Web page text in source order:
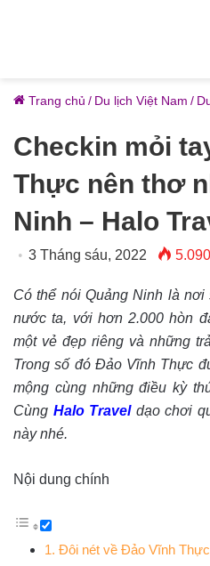
Trang chủ / Du lịch Việt Nam /
Checkin mỏi
Thực nên thơ
Ninh – Halo
3 Tháng sáu, 2022 5.090
Có thể nói Quảng Ninh là
nước ta, với hơn 2.000 hòn
một vẻ đẹp riêng và những
Trong số đó Đảo Vĩnh Thực
mộng cùng những điều kỳ
Cùng Halo Traveldạo chơi
này nhé.
Nội dung chính
1. Đôi nét về Đảo Vĩnh Thực